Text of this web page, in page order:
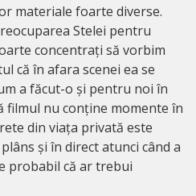
materiale foarte diverse.
Stelei pentru
concentrați să vorbim
că în afara scenei ea se
a făcut-o și pentru noi în
filmul nu conține momente în
din viața privată este
și în direct atunci când a
probabil că ar trebui